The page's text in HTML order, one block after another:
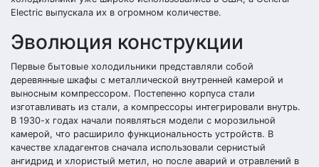
Electric выпускала их в огромном количестве.
Эволюция конструкции
Первые бытовые холодильники представляли собой
деревянные шкафы с металлической внутренней камерой и
выносным компрессором. Постепенно корпуса стали
изготавливать из стали, а компрессоры интегрировали внутрь.
В 1930-х годах начали появляться модели с морозильной
камерой, что расширило функциональность устройств. В
качестве хладагентов сначала использовали сернистый
ангидрид и хлористый метил, но после аварий и отравлений в